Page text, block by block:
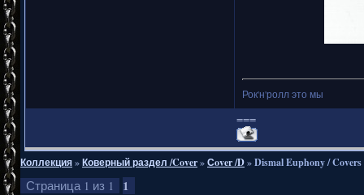
Рок'н'ролл это мы
===
Коллекция»Коверный раздел /Cover»Сover /D»Dismal Euphony / Covers
Страница 1 из 1 1